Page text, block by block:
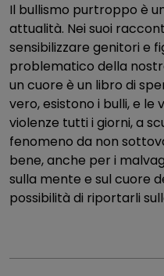
Il bullismo purtroppo è
attualità. Nei suoi
sensibilizzare genitori e
problematico della
un cuore è un libro di
vero, esistono i bulli, e
violenze tutti i giorni, a
fenomeno da non
bene, anche per i
sulla mente e sul cuore
possibilità di riportarli